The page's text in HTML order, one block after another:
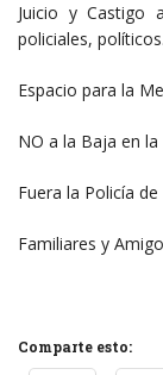
Juicio y Castigo
policiales, políticos.
Espacio para la
NO a la Baja en
Fuera la Policía
Familiares y
Comparte esto: